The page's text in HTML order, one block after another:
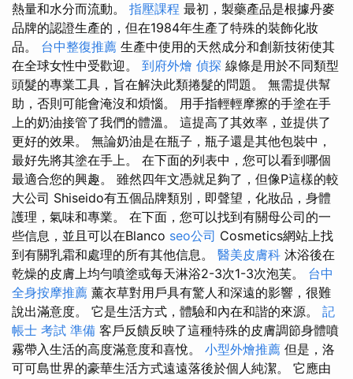
熱量和水分而流動。 指壓課程 最初，製藥產品是根據丹麥
品牌的認證生產的，但在1984年生產了特殊的裝飾化妝
品。 台中整復推薦 生產中使用的天然成分和創新技術使其
在全球女性中受歡迎。 到府外燴 偵探 線條是用於不同類型
頭髮的專業工具，旨在解決此類捲髮的問題。 無需提供幫
助，否則可能會淹沒和煩惱。 用手指輕輕摩擦的手塗在手
上的奶油接管了我們的體溫。 這提高了其效率，並提供了
更好的效果。 無論奶油是在瓶子，瓶子還是其他包裝中，
最好先將其塗在手上。 在下面的列表中，您可以看到哪個
最適合您的興趣。 雖然四年文憑就足夠了，但像P這樣的較
大公司 Shiseido有五個品牌類別，即聲望，化妝品，身體
護理，氣味和專業。 在下面，您可以找到有關母公司的一
些信息，並且可以在Blanco seo公司 Cosmetics網站上找
到有關乳霜和處理的所有其他信息。 醫美皮膚科 沐浴後在
乾燥的皮膚上均勻噴塗或每天淋浴2-3次1-3次泡芙。 台中
全身按摩推薦 薰衣草對用戶具有驚人和深遠的影響，很難
說出滿意度。 它是生活方式，體驗和內在和諧​​的來源。 記
帳士 考試 準備 客戶反饋反映了這種特殊的皮膚調節身體噴
霧帶入生活的高度滿意度和喜悅。 小型外燴推薦 但是，洛
可可島世界的豪華生活方式遠遠落後於個人純潔。 它應由